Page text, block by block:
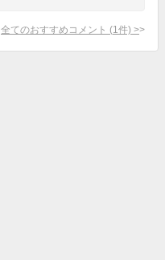
全てのおすすめコメント (1 件) >